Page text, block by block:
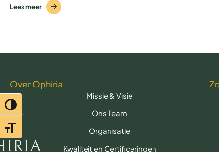
Toggle hoog contrast
Toggle lettertypegrootte
Lees meer
Over Ophiria
Missie & Visie
Ons Team
Organisatie
Kwaliteit en Certificeringen